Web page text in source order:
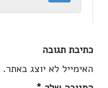
כתיבת תגובה
האימייל לא יוצג באתר.